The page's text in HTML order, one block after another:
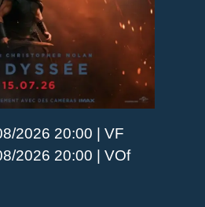
2026 20:00 | VF
2026 20:00 | VOf